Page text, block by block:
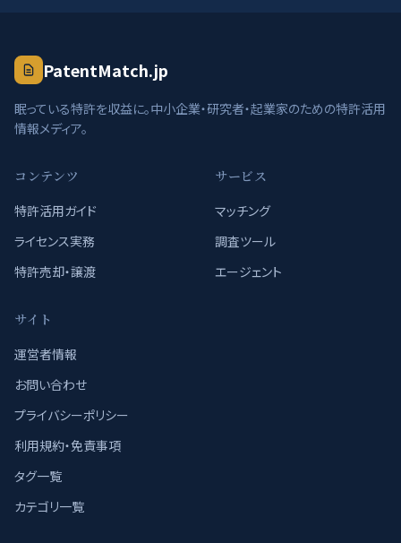
PatentMatch.jp
眠っている特許を収益に。中小企業・研究者・起業家のための特許活用
情報メディア。
コンテンツ
特許活用ガイド
ライセンス実務
特許売却・譲渡
サービス
マッチング
調査ツール
エージェント
サイト
運営者情報
お問い合わせ
プライバシーポリシー
利用規約・免責事項
タグ一覧
カテゴリ一覧